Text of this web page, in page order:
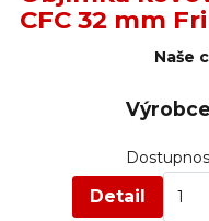
CFC 32 mm
Naše
Detail